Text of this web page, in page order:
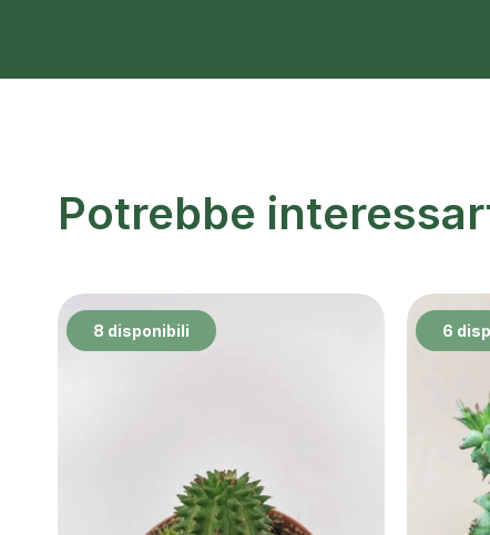
Potrebbe
8 disponibili 6